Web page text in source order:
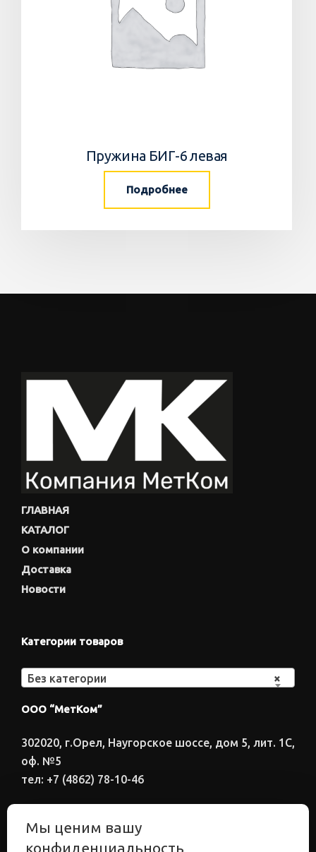
Пружина БИГ-6 левая
Подробнее
ГЛАВНАЯ
КАТАЛОГ
О компании
Доставка
Новости
Категории товаров
×
Без категории
ООО “МетКом”
302020, г.Орел, Наугорское шоссе, дом 5, лит. 1С,
оф. №5
тел: +7 (4862) 78-10-46
Электронный адрес
Мы ценим вашу
конфиденциальность